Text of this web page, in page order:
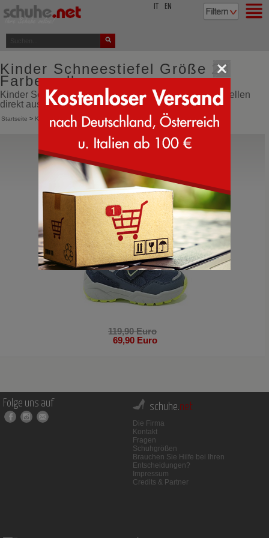
EN
Kinder Schneestiefel Größe 28
Farbe gelb
Kinder Schneestiefel Größe 28 Farbe gelb online bestellen
direkt aus Italien
Startseite > Kinder > Schneestiefel
Superfit
Culusuk 2 Strap
Kinder Winterstiefel
119,90 Euro
69,90 Euro
Folge uns auf schuhe.net
Die Firma
Kontakt
Fragen
Schuhgrößen
Brauchen Sie Hilfe bei Ihren
Entscheidungen?
Impressum
Credits & Partner